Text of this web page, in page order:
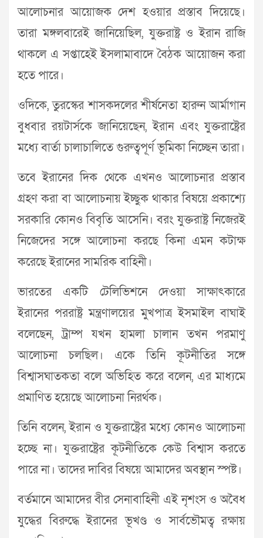
আলোচনার আয়োজক দেশ হওয়ার প্রস্তাব দিয়েছে।
তারা মঙ্গলবারেই জানিয়েছিল, যুক্তরাষ্ট্র ও ইরান রাজি
থাকলে এ সপ্তাহেই ইসলামাবাদে বৈঠক আয়োজন করা
হতে পারে।
ওদিকে, তুরস্কের শাসকদলের শীর্ষনেতা হারুন আর্মাগান
বুধবার রয়টার্সকে জানিয়েছেন, ইরান এবং যুক্তরাষ্ট্রের
মধ্যে বার্তা চালাচালিতে গুরুত্বপূর্ণ ভূমিকা নিচ্ছেন তারা।
তবে ইরানের দিক থেকে এখনও আলোচনার প্রস্তাব
গ্রহণ করা বা আলোচনায় ইচ্ছুক থাকার বিষয়ে প্রকাশ্যে
সরকারি কোনও বিবৃতি আসেনি। বরং যুক্তরাষ্ট্র নিজেরই
নিজেদের সঙ্গে আলোচনা করছে কিনা এমন কটাক্ষ
করেছে ইরানের সামরিক বাহিনী।
ভারতের একটি টেলিভিশনে দেওয়া সাক্ষাৎকারে
ইরানের পররাষ্ট্র মন্ত্রণালয়ের মুখপাত্র ইসমাইল বাঘাই
বলেছেন, ট্রাম্প যখন হামলা চালান তখন পরমাণু
আলোচনা চলছিল। একে তিনি কূটনীতির সঙ্গে
বিশ্বাসঘাতকতা বলে অভিহিত করে বলেন, এর মাধ্যমে
প্রমাণিত হয়েছে আলোচনা নিরর্থক।
তিনি বলেন, ইরান ও যুক্তরাষ্ট্রের মধ্যে কোনও আলোচনা
হচ্ছে না। যুক্তরাষ্ট্রের কূটনীতিকে কেউ বিশ্বাস করতে
পারে না। তাদের দাবির বিষয়ে আমাদের অবস্থান স্পষ্ট।
বর্তমানে আমাদের বীর সেনাবাহিনী এই নৃশংস ও অবৈধ
যুদ্ধের বিরুদ্ধে ইরানের ভূখণ্ড ও সার্বভৌমত্ব রক্ষায়